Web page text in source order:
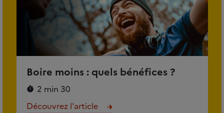
Boire moins : quels bénéfices ?
2 min 30
Découvrez l'article